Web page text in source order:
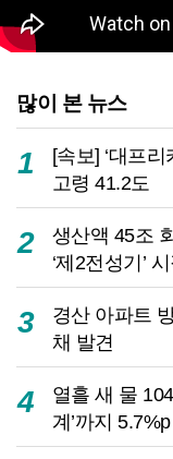
많이 본 뉴스
1
[속보] ‘대프
고령 41.2도
2
생산액 45조
‘제2전성기’
3
경산 아파트
채 발견
4
열흘 새 물
계’까지 5.7%p